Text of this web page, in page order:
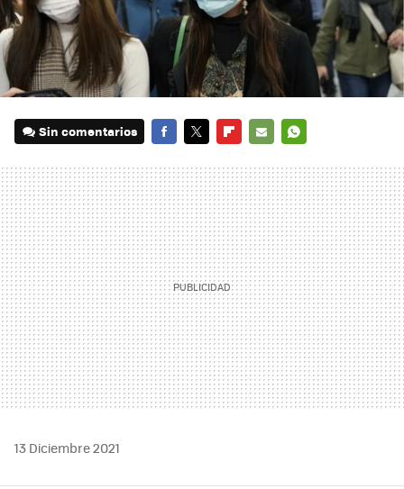
Sin comentarios
MAIL
13 Diciembre 2021